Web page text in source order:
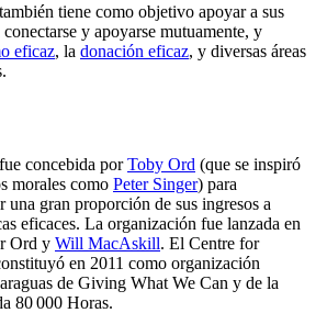
tiene como objetivo apoyar a sus
y apoyarse mutuamente, y
eficaz, la donación eficaz, y diversas áreas
concebida porToby Ord (que se inspiró
morales como Peter Singer) para
una gran proporción de sus ingresos a
eficaces. La organización fue lanzada en
Ord y Will MacAskill. El Centre for
en 2011 como organización
de Giving What We Can y de la
80 000 Horas.